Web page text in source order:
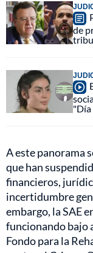
de
A este panorama
que han
financieros,
incertidumbre
embargo, la SAE
funcionando bajo
Fondo para la